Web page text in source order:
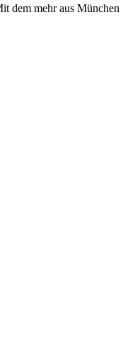
dem mehr aus München